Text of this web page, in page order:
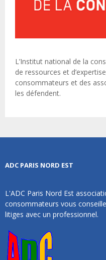
L’Institut national de la
de ressources et
consommateurs et des
les défendent.
ADC PARIS NORD EST
L'ADC Paris Nord Est
consommateurs vous
litiges avec un professionnel.